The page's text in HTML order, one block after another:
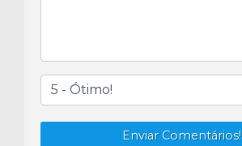
Enviar Comentários!